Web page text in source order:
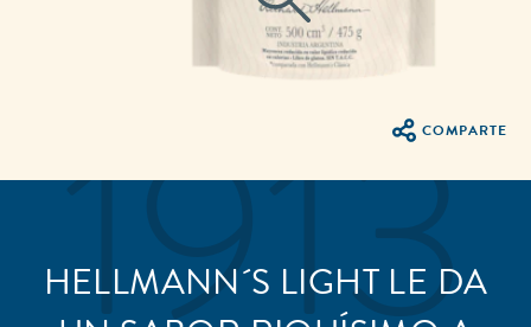
COMPARTE
HELLMANN´S LIGHT LE DA